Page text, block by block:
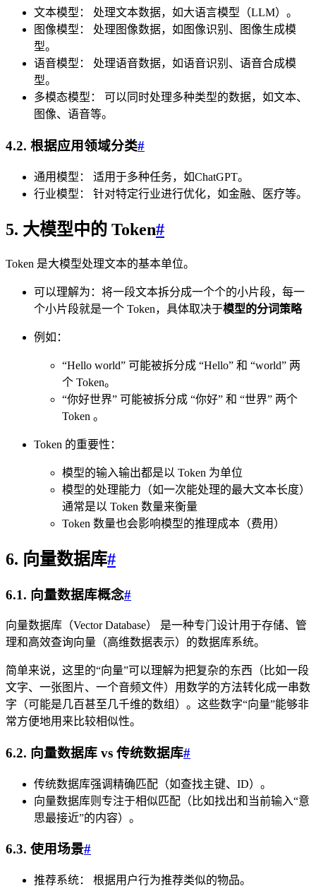
文本模型： 处理文本数据，如大语言模型（LLM）。
图像模型： 处理图像数据，如图像识别、图像生成模
型。
语音模型： 处理语音数据，如语音识别、语音合成模
型。
多模态模型： 可以同时处理多种类型的数据，如文本、
图像、语音等。
4.2. 根据应用领域分类#
通用模型： 适用于多种任务，如ChatGPT。
行业模型： 针对特定行业进行优化，如金融、医疗等。
5. 大模型中的 Token#
Token 是大模型处理文本的基本单位。
可以理解为：将一段文本拆分成一个个的小片段，每一
个小片段就是一个 Token，具体取决于模型的分词策略
例如：
“Hello world” 可能被拆分成 “Hello” 和 “world” 两
个 Token。
“你好世界” 可能被拆分成 “你好” 和 “世界” 两个
Token 。
Token 的重要性：
模型的输入输出都是以 Token 为单位
模型的处理能力（如一次能处理的最大文本长度）
通常是以 Token 数量来衡量
Token 数量也会影响模型的推理成本（费用）
6. 向量数据库#
6.1. 向量数据库概念#
向量数据库（Vector Database） 是一种专门设计用于存储、管
理和高效查询向量（高维数据表示）的数据库系统。
简单来说，这里的“向量”可以理解为把复杂的东西（比如一段
文字、一张图片、一个音频文件）用数学的方法转化成一串数
字（可能是几百甚至几千维的数组）。这些数字“向量”能够非
常方便地用来比较相似性。
6.2. 向量数据库 vs 传统数据库#
传统数据库强调精确匹配（如查找主键、ID）。
向量数据库则专注于相似匹配（比如找出和当前输入“意
思最接近”的内容）。
6.3. 使用场景#
推荐系统： 根据用户行为推荐类似的物品。